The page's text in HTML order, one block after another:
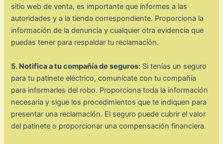
sitio web de venta, es importante que informes a las
autoridades y a la tienda correspondiente. Proporciona la
información de la denuncia y cualquier otra evidencia que
puedas tener para respaldar tu reclamación.
5. Notifica a tu compañía de seguros: Si tenías un seguro
para tu patinete eléctrico, comunícate con tu compañía
para informarles del robo. Proporciona toda la información
necesaria y sigue los procedimientos que te indiquen para
presentar una reclamación. El seguro puede cubrir el valor
del patinete o proporcionar una compensación financiera.